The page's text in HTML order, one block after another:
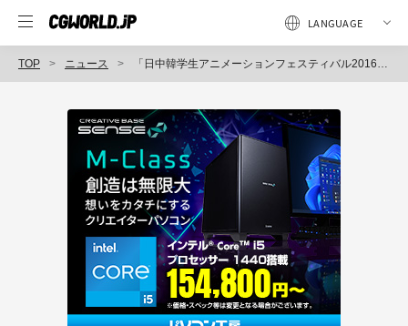
TOP ニュース 「日中韓学生アニメーションフェスティバル2016」開催（文化庁／東京藝術大学）